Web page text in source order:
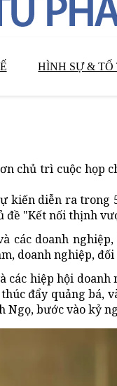
HÌNH SỰ &
chủ trì cuộc họp
kiến diễn ra trong
đề "Kết nối thịnh
các doanh
doanh nghiệp, đối
hiệp hội doanh
đẩy quảng bá,
bước vào kỷ